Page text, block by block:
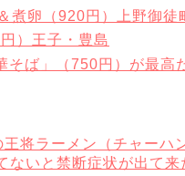
煮卵（920円）上野御徒
）王子・豊島
そば」（750円）が最高
将ラーメン（チャーハ
ないと禁断症状が出て来